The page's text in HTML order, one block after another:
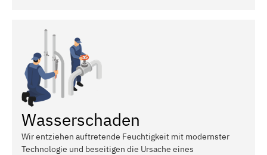
Wasserschaden
Wir entziehen auftretende Feuchtigkeit mit modernster
Technologie und beseitigen die Ursache eines